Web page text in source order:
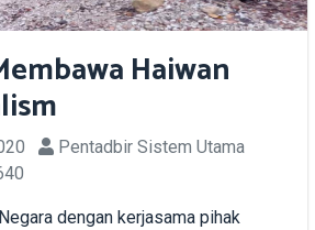
Haiwan
Pentadbir Sistem Utama
dengan kerjasama pihak